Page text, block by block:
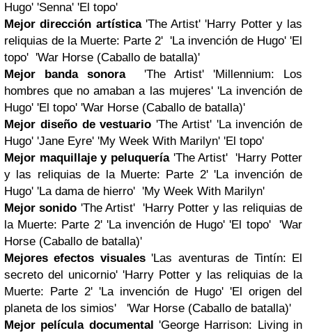
Hugo' 'Senna' 'El topo'
Mejor dirección artística'The Artist' 'Harry Potter y las
reliquias de la Muerte: Parte 2' 'La invención de Hugo' 'El
topo' 'War Horse (Caballo de batalla)'
Mejor banda sonora
'The Artist' 'Millennium: Los
hombres que no amaban a las mujeres' 'La invención de
Hugo' 'El topo' 'War Horse (Caballo de batalla)'
Mejor diseño de vestuario 'The Artist' 'La invención de
Hugo' 'Jane Eyre' 'My Week With Marilyn' 'El topo'
Mejor maquillaje y peluquería'The Artist' 'Harry Potter
y las reliquias de la Muerte: Parte 2' 'La invención de
Hugo' 'La dama de hierro' 'My Week With Marilyn'
Mejor sonido 'The Artist' 'Harry Potter y las reliquias de
la Muerte: Parte 2' 'La invención de Hugo' 'El topo' 'War
Horse (Caballo de batalla)'
Mejores efectos visuales'Las aventuras de Tintín: El
secreto del unicornio' 'Harry Potter y las reliquias de la
Muerte: Parte 2' 'La invención de Hugo' 'El origen del
planeta de los simios' 'War Horse (Caballo de batalla)'
Mejor película documental 'George Harrison: Living in